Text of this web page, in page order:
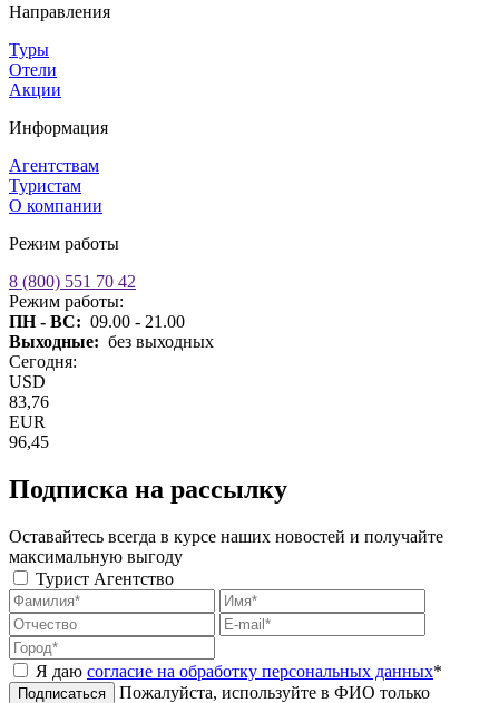
Направления
Туры
Отели
Акции
Информация
Агентствам
Туристам
О компании
Режим работы
8 (800) 551 70 42
Режим работы:
ПН - ВС: 09.00 - 21.00
Выходные: без выходных
Сегодня:
USD
83,76
EUR
96,45
Подписка на рассылку
Оставайтесь всегда в курсе наших новостей и получайте
максимальную выгоду
Турист Агентство
Я даю согласие на обработку персональных данных*
Подписаться
Пожалуйста, используйте в ФИО только